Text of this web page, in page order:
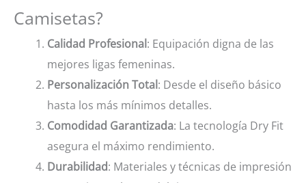
Camisetas?
Calidad Profesional: Equipación digna de las
mejores ligas femeninas.
Personalización Total: Desde el diseño básico
hasta los más mínimos detalles.
Comodidad Garantizada: La tecnología Dry Fit
asegura el máximo rendimiento.
Durabilidad: Materiales y técnicas de impresión